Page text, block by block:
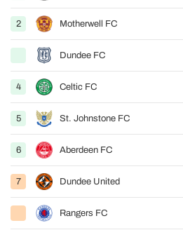
2 Motherwell FC
Dundee FC
4 Celtic FC
5 St. Johnstone FC
6 Aberdeen FC
7 Dundee United
Rangers FC